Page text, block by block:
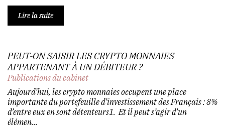
Lire la suite
PEUT-ON SAISIR LES CRYPTO MONNAIES
APPARTENANT À UN DÉBITEUR ?
Publications du cabinet
Aujourd’hui, les crypto monnaies occupent une place
importante du portefeuille d’investissement des Français : 8%
d’entre eux en sont détenteurs1. Et il peut s’agir d’un
élémen...